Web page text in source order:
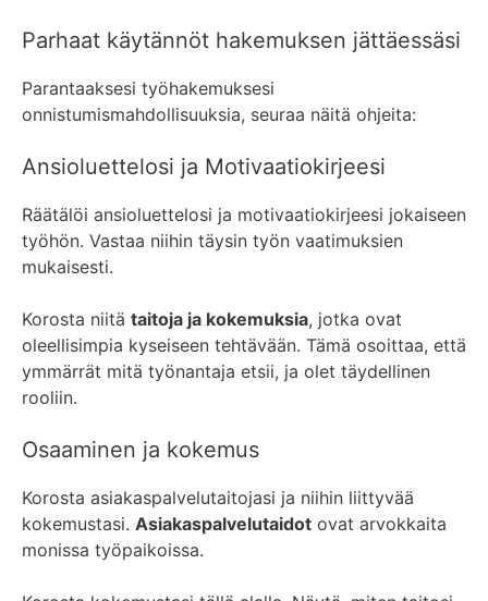
Parhaat käytännöt hakemuksen jättäessäsi
Parantaaksesi työhakemuksesi
onnistumismahdollisuuksia, seuraa näitä ohjeita:
Ansioluettelosi ja Motivaatiokirjeesi
Räätälöi ansioluettelosi ja motivaatiokirjeesi jokaiseen
työhön. Vastaa niihin täysin työn vaatimuksien
mukaisesti.
Korosta niitä taitoja ja kokemuksia, jotka ovat
oleellisimpia kyseiseen tehtävään. Tämä osoittaa, että
ymmärrät mitä työnantaja etsii, ja olet täydellinen
rooliin.
Osaaminen ja kokemus
Korosta asiakaspalvelutaitojasi ja niihin liittyvää
kokemustasi. Asiakaspalvelutaidot ovat arvokkaita
monissa työpaikoissa.